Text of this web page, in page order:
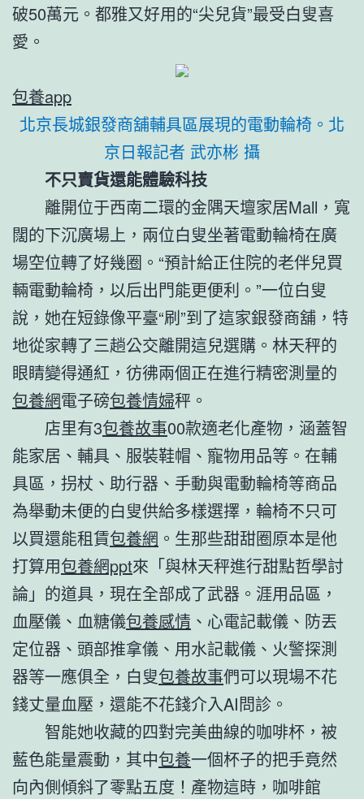
破50萬元。都雅又好用的“尖兒貨”最受白叟喜
愛。
包養app
北京長城銀發商舖輔具區展現的電動輪椅。北
京日報記者 武亦彬 攝
不只賣貨還能體驗科技
離開位于西南二環的金隅天壇家居Mall，寬
闊的下沉廣場上，兩位白叟坐著電動輪椅在廣
場空位轉了好幾圈。“預計給正住院的老伴兒買
輛電動輪椅，以后出門能更便利。”一位白叟
說，她在短錄像平臺“刷”到了這家銀發商舖，特
地從家轉了三趟公交離開這兒選購。林天秤的
眼睛變得通紅，彷彿兩個正在進行精密測量的
包養網電子磅包養情婦秤。
店里有3包養故事00款適老化產物，涵蓋智
能家居、輔具、服裝鞋帽、寵物用品等。在輔
具區，拐杖、助行器、手動與電動輪椅等商品
為舉動未便的白叟供給多樣選擇，輪椅不只可
以買還能租賃包養網 。生那些甜甜圈原本是他
打算用包養網ppt來「與林天秤進行甜點哲學討
論」的道具，現在全部成了武器。涯用品區，
血壓儀、血糖儀包養感情 、心電記載儀、防丟
定位器、頭部推拿儀、用水記載儀、火警探測
器等一應俱全，白叟包養故事們可以現場不花
錢丈量血壓，還能不花錢介入AI問診。
智能她收藏的四對完美曲線的咖啡杯，被
藍色能量震動，其中包養一個杯子的把手竟然
向內側傾斜了零點五度！產物這時，咖啡館